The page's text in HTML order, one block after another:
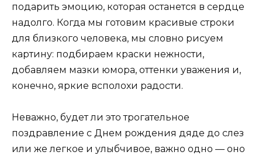
подарить эмоцию, которая останется в сердце
надолго. Когда мы готовим красивые строки
для близкого человека, мы словно рисуем
картину: подбираем краски нежности,
добавляем мазки юмора, оттенки уважения и,
конечно, яркие всполохи радости.
Неважно, будет ли это трогательное
поздравление с Днем рождения дяде до слез
или же легкое и улыбчивое, важно одно — оно